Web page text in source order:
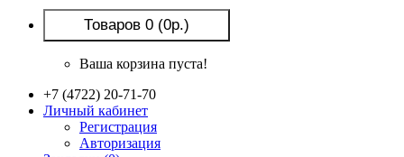
Товаров 0 (0р.)
Ваша корзина пуста!
+7 (4722) 20-71-70
Личный кабинет
Регистрация
Авторизация